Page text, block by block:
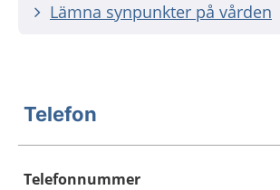
Lämna synpunkter på vården
Telefon
Telefonnummer